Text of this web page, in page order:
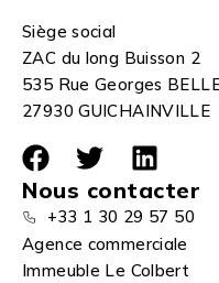
Siège social
ZAC du long Buisson 2
535 Rue Georges
27930 GUICHAINVILLE
Nous contacter
+33 1 30 29 57 50
Agence commerciale
Immeuble Le Colbert